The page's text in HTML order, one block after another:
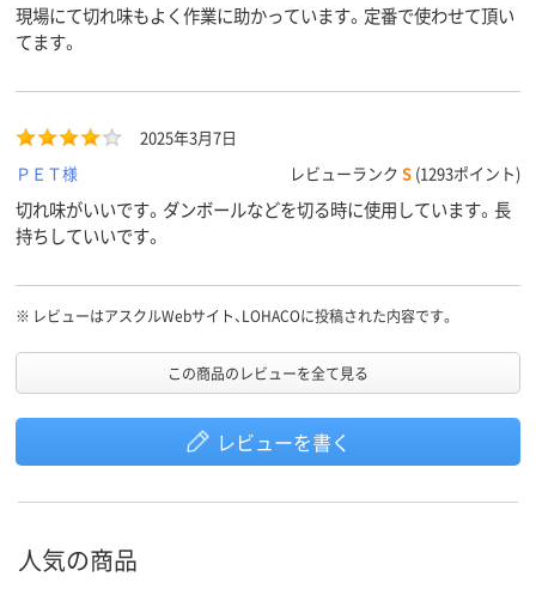
現場にて切れ味もよく作業に助かっています。定番で使わせて頂い
てます。
2025年3月7日
ＰＥＴ様
レビューランク S (1293ポイント)
切れ味がいいです。ダンボールなどを切る時に使用しています。長
持ちしていいです。
※ レビューはアスクルWebサイト、LOHACOに投稿された内容です。
この商品のレビューを全て見る
レビューを書く
人気の商品